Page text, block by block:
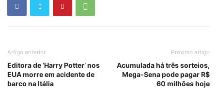
Artigo anterior
Editora de ‘Harry Potter’ nos
EUA morre em acidente de
barco na Itália
Próximo artigo
Acumulada há três sorteios,
Mega-Sena pode pagar R$
60 milhões hoje